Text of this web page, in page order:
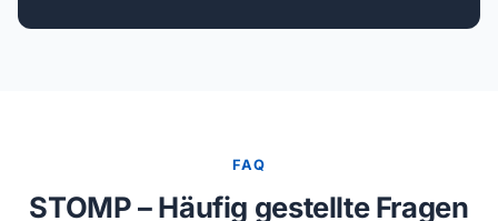
FAQ
STOMP – Häufig gestellte Fragen